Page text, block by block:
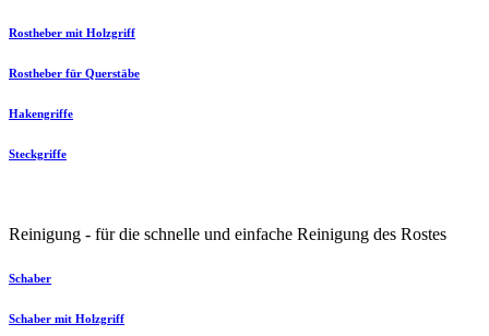
Rostheber mit Holzgriff
Rostheber für Querstäbe
Hakengriffe
Steckgriffe
Reinigung - für die schnelle und einfache Reinigung des Rostes
Schaber
Schaber mit Holzgriff